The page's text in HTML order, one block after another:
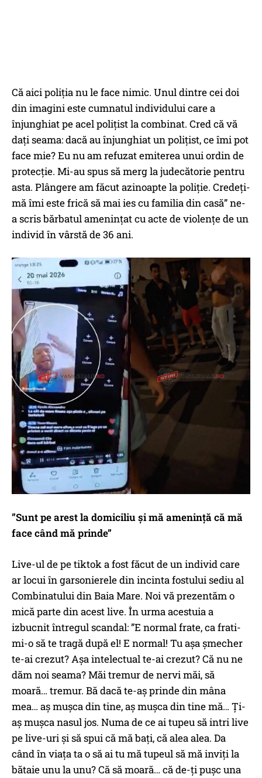
Că aici poliția nu le face nimic. Unul dintre cei doi
din imagini este cumnatul individului care a
înjunghiat pe acel polițist la combinat. Cred că vă
dați seama: dacă au înjunghiat un polițist, ce îmi pot
face mie? Eu nu am refuzat emiterea unui ordin de
protecție. Mi-au spus să merg la judecătorie pentru
asta. Plângere am făcut azinoapte la poliție. Credeți-
mă îmi este frică să mai ies cu familia din casă” ne-
a scris bărbatul amenințat cu acte de violențe de un
individ în vârstă de 36 ani.
”Sunt pe arest la domiciliu și mă amenință că mă
face când mă prinde”
Live-ul de pe tiktok a fost făcut de un individ care
ar locui în garsonierele din incinta fostului sediu al
Combinatului din Baia Mare. Noi vă prezentăm o
mică parte din acest live. În urma acestuia a
izbucnit întregul scandal: ”E normal frate, ca frati-
mi-o să te tragă după el! E normal! Tu așa șmecher
te-ai crezut? Așa intelectual te-ai crezut? Că nu ne
dăm noi seama? Măi tremur de nervi măi, să
moară… tremur. Bă dacă te-aș prinde din mâna
mea… aș mușca din tine, aș mușca din tine mă… Ți-
aș mușca nasul jos. Numa de ce ai tupeu să intri live
pe live-uri și să spui că mă bați, că alea alea. Da
când în viața ta o să ai tu mă tupeul să mă inviți la
bătaie unu la unu? Că să moară… că de-ți pușc una